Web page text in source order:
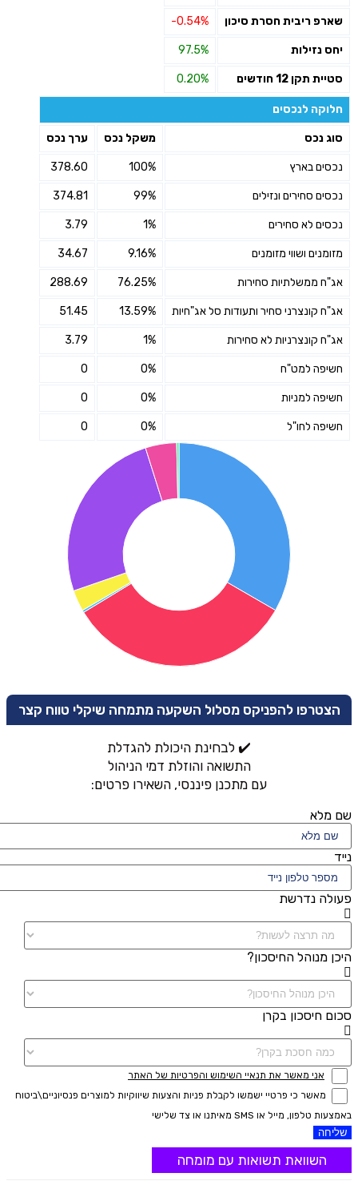
שארפ ריבית חסרת סיכון -0.54%
יחס נזילות 97.5%
סטיית תקן 12 חודשים 0.20%
חלוקה לנכסים
סוג נכס משקל נכס ערך נכס
נכסים בארץ 100%
378.60
נכסים סחירים ונזילים 99%
374.81
נכסים לא סחירים 1%
3.79
מזומנים ושווי מזומנים 9.16%
34.67
אג"ח ממשלתיות סחירות 76.25%
288.69
אג"ח קונצרני סחיר ותעודות סל אג"חיות 13.59%
51.45
אג"ח קונצרניות לא סחירות 1%
3.79
חשיפה למט"ח 0%
0
חשיפה למניות 0%
0
חשיפה לחו"ל 0%
0
הצטרפו להפניקס מסלול השקעה מתמחה שיקלי טווח קצר
✔️ לבחינת היכולת להגדלת
התשואה והוזלת דמי הניהול
עם מתכנן פיננסי, השאירו פרטים:
שם מלא
נייד
פעולה נדרשת
היכן מנוהל החיסכון?
סכום חיסכון בקרן
אני מאשר את תנאיי השימוש והפרטיות של האתר
מאשר כי פרטיי ישמשו לקבלת פניות והצעות שיווקיות למוצרים פנסיוניים\ביטוח
באמצעות טלפון, מייל או SMS מאיתנו או צד שלישי
שליחה
השוואת תשואות עם מומחה